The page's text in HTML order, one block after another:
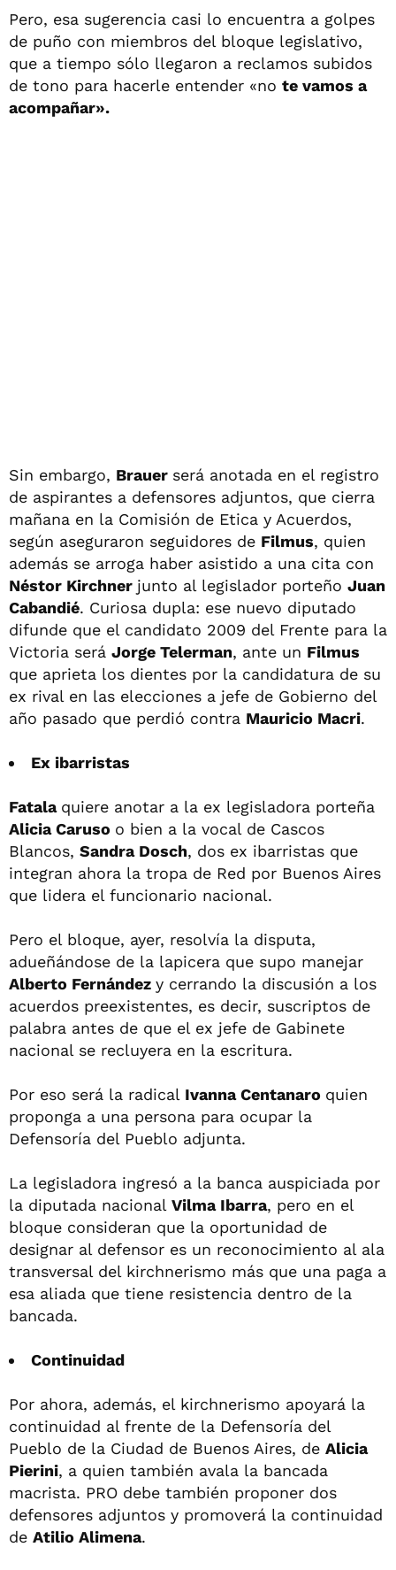
Pero, esa sugerencia casi lo encuentra a golpes
de puño con miembros del bloque legislativo,
que a tiempo sólo llegaron a reclamos subidos
de tono para hacerle entender «no te vamos a
acompañar».
Sin embargo, Brauer será anotada en el registro
de aspirantes a defensores adjuntos, que cierra
mañana en la Comisión de Etica y Acuerdos,
según aseguraron seguidores de Filmus, quien
además se arroga haber asistido a una cita con
Néstor Kirchner junto al legislador porteño Juan
Cabandié. Curiosa dupla: ese nuevo diputado
difunde que el candidato 2009 del Frente para la
Victoria será Jorge Telerman, ante un Filmus
que aprieta los dientes por la candidatura de su
ex rival en las elecciones a jefe de Gobierno del
año pasado que perdió contra Mauricio Macri.
Ex ibarristas
Fatala quiere anotar a la ex legisladora porteña
Alicia Caruso o bien a la vocal de Cascos
Blancos, Sandra Dosch, dos ex ibarristas que
integran ahora la tropa de Red por Buenos Aires
que lidera el funcionario nacional.
Pero el bloque, ayer, resolvía la disputa,
adueñándose de la lapicera que supo manejar
Alberto Fernández y cerrando la discusión a los
acuerdos preexistentes, es decir, suscriptos de
palabra antes de que el ex jefe de Gabinete
nacional se recluyera en la escritura.
Por eso será la radical Ivanna Centanaro quien
proponga a una persona para ocupar la
Defensoría del Pueblo adjunta.
La legisladora ingresó a la banca auspiciada por
la diputada nacional Vilma Ibarra, pero en el
bloque consideran que la oportunidad de
designar al defensor es un reconocimiento al ala
transversal del kirchnerismo más que una paga a
esa aliada que tiene resistencia dentro de la
bancada.
Continuidad
Por ahora, además, el kirchnerismo apoyará la
continuidad al frente de la Defensoría del
Pueblo de la Ciudad de Buenos Aires, de Alicia
Pierini, a quien también avala la bancada
macrista. PRO debe también proponer dos
defensores adjuntos y promoverá la continuidad
de Atilio Alimena.